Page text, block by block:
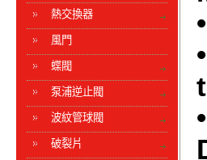
熱交換器
風門
蝶閥
泵浦逆止閥
波紋管球閥
破裂片